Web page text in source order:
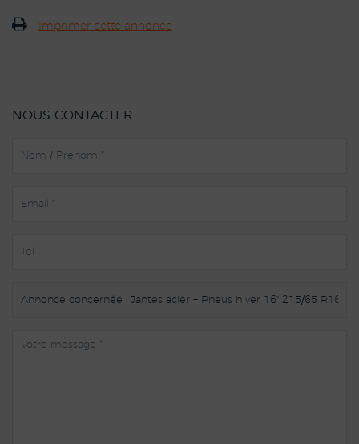
Imprimer cette annonce
NOUS CONTACTER